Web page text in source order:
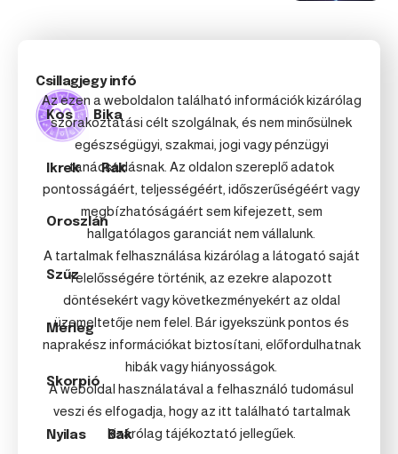
Csillagjegy infó
Kos Bika
Ikrek Rák
Oroszlán
Szűz
Mérleg
Skorpió
Nyilas Bak
Az ezen a weboldalon található információk kizárólag
szórakoztatási célt szolgálnak, és nem minősülnek
egészségügyi, szakmai, jogi vagy pénzügyi
tanácsadásnak. Az oldalon szereplő adatok
pontosságáért, teljességéért, időszerűségéért vagy
megbízhatóságáért sem kifejezett, sem
hallgatólagos garanciát nem vállalunk.
A tartalmak felhasználása kizárólag a látogató saját
felelősségére történik, az ezekre alapozott
döntésekért vagy következményekért az oldal
üzemeltetője nem felel. Bár igyekszünk pontos és
naprakész információkat biztosítani, előfordulhatnak
hibák vagy hiányosságok.
A weboldal használatával a felhasználó tudomásul
veszi és elfogadja, hogy az itt található tartalmak
kizárólag tájékoztató jellegűek.